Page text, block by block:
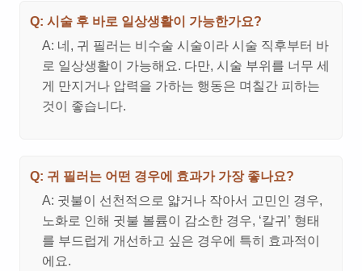
Q: 시술 후 바로 일상생활이 가능한가요?
A: 네, 귀 필러는 비수술 시술이라 시술 직후부터 바
로 일상생활이 가능해요. 다만, 시술 부위를 너무 세
게 만지거나 압력을 가하는 행동은 며칠간 피하는
것이 좋습니다.
Q: 귀 필러는 어떤 경우에 효과가 가장 좋나요?
A: 귓불이 선천적으로 얇거나 작아서 고민인 경우,
노화로 인해 귓불 볼륨이 감소한 경우, ‘칼귀’ 형태
를 부드럽게 개선하고 싶은 경우에 특히 효과적이
에요.